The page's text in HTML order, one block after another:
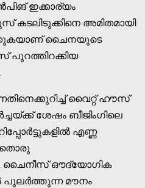
ഇക്കാര്യം
അമിതമായി
ചൈനയുടെ
പുറത്തിറക്കിയ
വൈറ്റ് ഹൗസ്
ശേഷം ബീജിംഗിലെ
എണ്ണ
ചൈനീസ് ഔദ്യോഗിക
പുലർത്തുന്ന മൗനം